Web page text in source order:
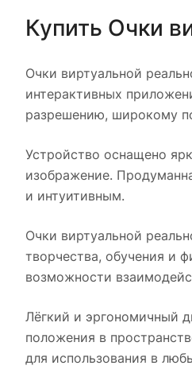
Купить Очки
Очки виртуальной
интерактивных
разрешению, широкому
Устройство оснащено
изображение.
и интуитивным.
Очки виртуальной
творчества, обучения и
возможности
Лёгкий и эргономичный
положения в
для использования в